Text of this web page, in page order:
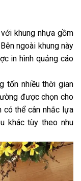
khung nhựa gồm
ngoài khung này
in hình quảng cáo
tốn nhiều thời gian
được chọn cho
có thể cân nhắc lựa
khác tùy theo nhu